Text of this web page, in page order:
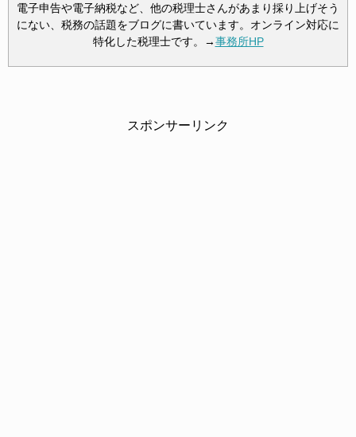
電子申告や電子納税など、他の税理士さんがあまり採り上げそう
にない、税務の話題をブログに書いています。オンライン対応に
特化した税理士です。→事務所HP
スポンサーリンク